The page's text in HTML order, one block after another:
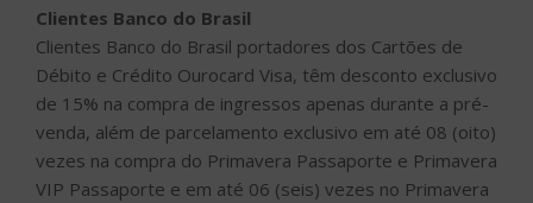
Clientes Banco do Brasil
Clientes Banco do Brasil portadores dos Cartões de
Débito e Crédito Ourocard Visa, têm desconto exclusivo
de 15% na compra de ingressos apenas durante a pré-
venda, além de parcelamento exclusivo em até 08 (oito)
vezes na compra do Primavera Passaporte e Primavera
VIP Passaporte e em até 06 (seis) vezes no Primavera